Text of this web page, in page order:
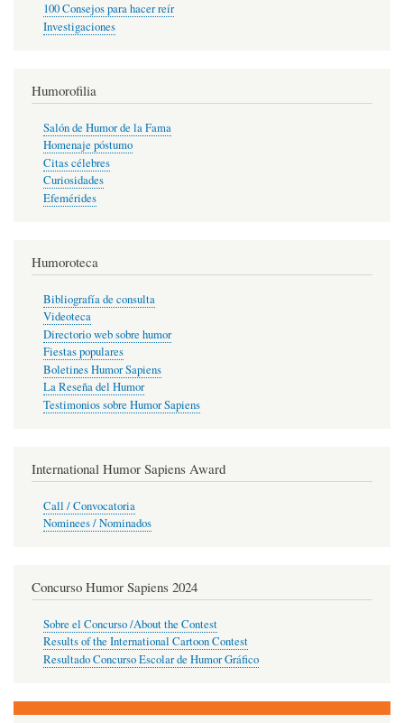
100 Consejos para hacer reír
Investigaciones
Humorofilia
Salón de Humor de la Fama
Homenaje póstumo
Citas célebres
Curiosidades
Efemérides
Humoroteca
Bibliografía de consulta
Videoteca
Directorio web sobre humor
Fiestas populares
Boletines Humor Sapiens
La Reseña del Humor
Testimonios sobre Humor Sapiens
International Humor Sapiens Award
Call / Convocatoria
Nominees / Nominados
Concurso Humor Sapiens 2024
Sobre el Concurso /About the Contest
Results of the International Cartoon Contest
Resultado Concurso Escolar de Humor Gráfico